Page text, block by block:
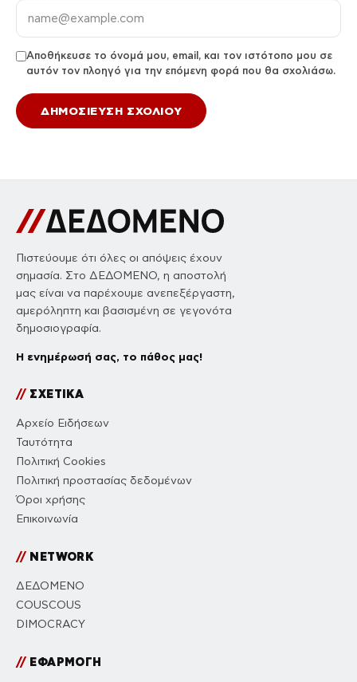
Αποθήκευσε το όνομά μου, email, και τον ιστότοπο μου σε
αυτόν τον πλοηγό για την επόμενη φορά που θα σχολιάσω.
Πιστεύουμε ότι όλες οι απόψεις έχουν
σημασία. Στο ΔΕΔΟΜΕΝΟ, η αποστολή
μας είναι να παρέχουμε ανεπεξέργαστη,
αμερόληπτη και βασισμένη σε γεγονότα
δημοσιογραφία.
Η ενημέρωσή σας, το πάθος μας!
//ΣΧΕΤΙΚΑ
Αρχείο Ειδήσεων
Ταυτότητα
Πολιτική Cookies
Πολιτική προστασίας δεδομένων
Όροι χρήσης
Επικοινωνία
//NETWORK
ΔΕΔΟΜΕΝΟ
COUSCOUS
DIMOCRACY
//ΕΦΑΡΜΟΓΗ